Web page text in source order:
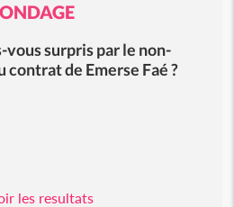
surpris par le non-
de Emerse Faé ?
les resultats